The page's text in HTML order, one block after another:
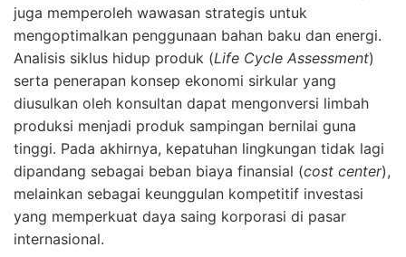
juga memperoleh wawasan strategis untuk
mengoptimalkan penggunaan bahan baku dan energi.
Analisis siklus hidup produk (Life Cycle Assessment)
serta penerapan konsep ekonomi sirkular yang
diusulkan oleh konsultan dapat mengonversi limbah
produksi menjadi produk sampingan bernilai guna
tinggi. Pada akhirnya, kepatuhan lingkungan tidak lagi
dipandang sebagai beban biaya finansial (cost center),
melainkan sebagai keunggulan kompetitif investasi
yang memperkuat daya saing korporasi di pasar
internasional.